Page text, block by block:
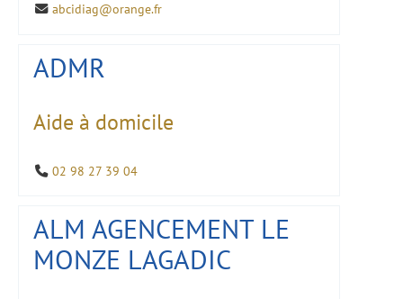
abcidiag@orange.fr
ADMR
Aide à domicile
02 98 27 39 04
ALM AGENCEMENT LE
MONZE LAGADIC